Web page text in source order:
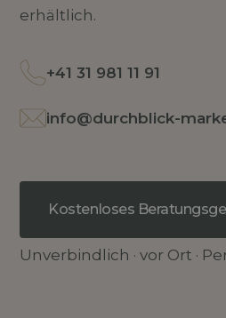
erhältlich.
+41 31 981 11 91
info@durchblick-
Kostenloses
Unverbindlich · vor Ort ·